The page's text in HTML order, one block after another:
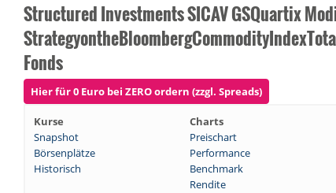
Structured Investments SICAV GSQuartix
Fonds
Hier für 0 Euro bei ZERO ordern (zzgl. Spreads)
Kurse Charts
Snapshot
Preischart
Börsenplätze
Performance
Historisch
Benchmark
Rendite